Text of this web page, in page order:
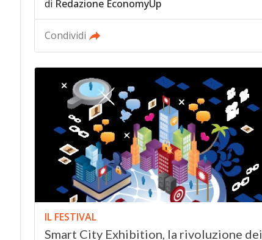
di Redazione EconomyUp
Condividi
IL FESTIVAL
Smart City Exhibition, la rivoluzione dei